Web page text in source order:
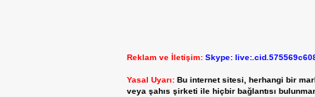
Reklam ve İletişim: Skype:
Yasal Uyarı: Bu internet sitesi, herhangi bir
veya şahıs şirketi ile hiçbir bağlantısı